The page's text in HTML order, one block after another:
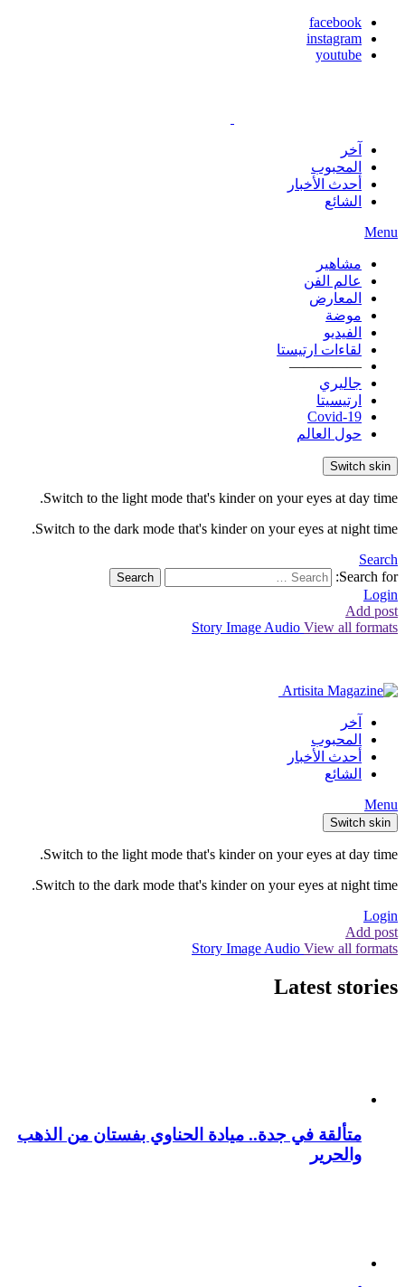
facebook
instagram
youtube
آخر
المحبوب
أحدث الأخبار
الشائع
Menu
مشاهير
عالم الفن
المعارض
موضة
الفيديو
لقاءات ارتيستا
—————
جاليري
ارتيسيتا
Covid-19
حول العالم
Switch skin
Switch to the light mode that's kinder on your eyes at day time.
Switch to the dark mode that's kinder on your eyes at night time.
Search
Search for:
Search
Login
Add post
Story Image Audio View all formats
آخر
المحبوب
أحدث الأخبار
الشائع
Menu
Switch skin
Switch to the light mode that's kinder on your eyes at day time.
Switch to the dark mode that's kinder on your eyes at night time.
Login
Add post
Story Image Audio View all formats
Latest stories
متألقة في جدة.. ميادة الحناوي بفستان من الذهب
والحرير